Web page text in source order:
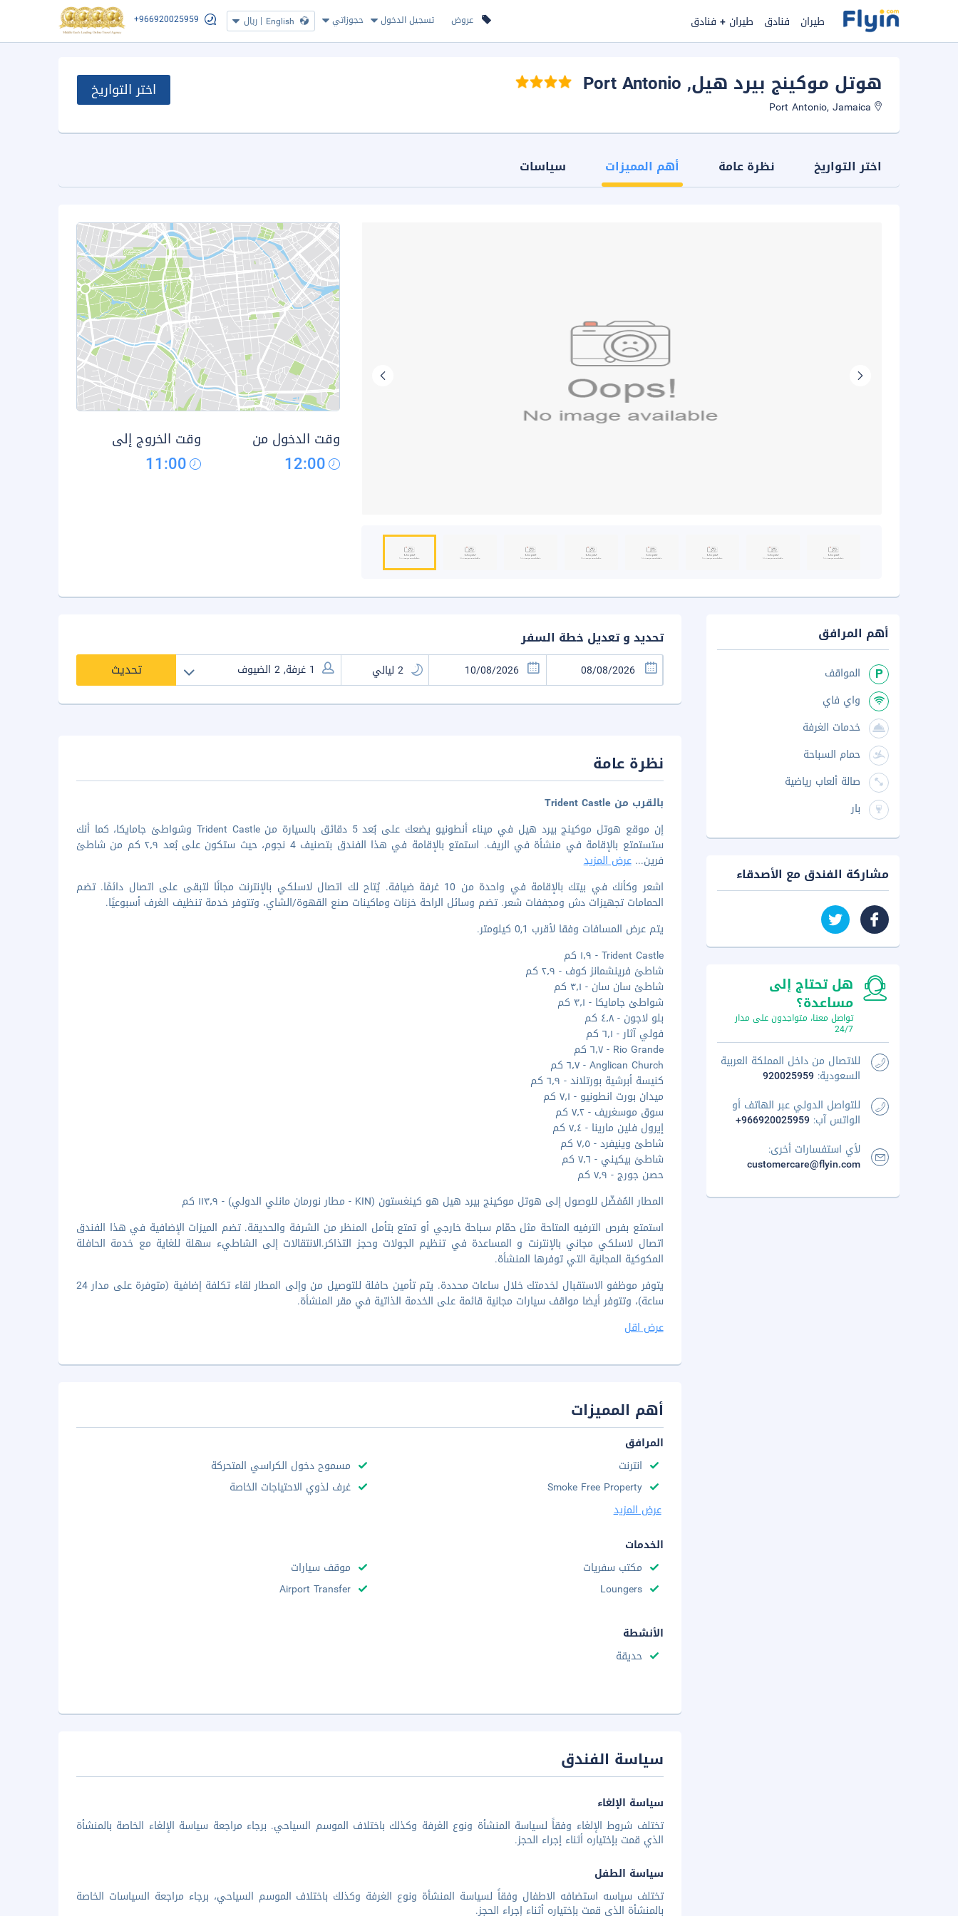
عروض تسجيل الدخول حجوزاتي English
| ريال +966920025959 طيران فنادق طيران + فنادق
هوتل موكينج بيرد هيل, Port Antonio اختر التواريخ
اختر التواريخ نظرة عامة أهم المميزات سياسات
وقت الدخول من
12:00
وقت الخروج إلى
11:00
تحديد و تعديل خطة السفر
تحديث
نظرة عامة
بالقرب من Trident Castle
إن موقع هوتل موكينج بيرد هيل في ميناء أنطونيو يضعك على بُعد 5 دقائق بالسيارة من Trident Castle وشواطئ جامايكا، كما أنك
ستستمتع بالإقامة في منشأة في الريف. استمتع بالإقامة في هذا الفندق بتصنيف 4 نجوم، حيث ستكون على بُعد ٢٫٩ كم من شاطئ
فرين...عرض المزيد
اشعر وكأنك في بيتك بالإقامة في واحدة من 10 غرفة ضيافة. يُتاح لك اتصال لاسلكي بالإنترنت مجانًا لتبقى على اتصال دائمًا. تضم
الحمامات تجهيزات دش ومجففات شعر. تضم وسائل الراحة خزنات وماكينات صنع القهوة/الشاي، وتتوفر خدمة تنظيف الغرف أسبوعيًا.
يتم عرض المسافات وفقا لأقرب 0,1 كيلومتر.
Trident Castle - ١٫٩ كم
شاطئ فرينشمانز كوف - ٢٫٩ كم
شاطئ سان سان - ٣٫١ كم
شواطئ جامايكا - ٣٫١ كم
بلو لاجون - ٤٫٨ كم
فولي آثار - ٦٫١ كم
Rio Grande - ٦٫٧ كم
Anglican Church - ٦٫٧ كم
كنيسة أبرشية بورتلاند - ٦٫٩ كم
ميدان بورت انطونيو - ٧٫١ كم
سوق موسغريف - ٧٫٢ كم
إيرول فلين مارينا - ٧٫٤ كم
شاطئ وينيفرد - ٧٫٥ كم
شاطئ بيكيني - ٧٫٦ كم
حصن جورج - ٧٫٩ كم
المطار المُفضّل للوصول إلى هوتل موكينج بيرد هيل هو كينغستون (KIN - مطار نورمان مانلي الدولي) - ١١٣٫٩ كم
استمتع بفرص الترفيه المتاحة مثل حمّام سباحة خارجي أو تمتع بتأمل المنظر من الشرفة والحديقة. تضم الميزات الإضافية في هذا الفندق
اتصال لاسلكي مجاني بالإنترنت و المساعدة في تنظيم الجولات وحجز التذاكر.الانتقالات إلى الشاطيء سهلة للغاية مع خدمة الحافلة
المكوكية المجانية التي توفرها المنشأة.
يتوفر موظفو الاستقبال لخدمتك خلال ساعات محددة. يتم تأمين حافلة للتوصيل من وإلى المطار لقاء تكلفة إضافية (متوفرة على مدار 24
ساعة)، وتتوفر أيضا مواقف سيارات مجانية قائمة على الخدمة الذاتية في مقر المنشأة.
عرض اقل
أهم المميزات
المرافق
انترنت
مسموح دخول الكراسي المتحركة
Smoke Free Property
غرف لذوي الاحتياجات الخاصة
عرض المزيد
الخدمات
مكتب سفريات
موقف سيارات
Loungers
Airport Transfer
الأنشطة
حديقة
سياسة الفندق
سياسة الإلغاء
تختلف شروط الإلغاء وفقاً لسياسة المنشأة ونوع الغرفة وكذلك باختلاف الموسم السياحي. برجاء مراجعة سياسة الإلغاء الخاصة بالمنشأة
الذي قمت بإختياره أثناء إجراء الحجز.
سياسة الطفل
تختلف سياسه استضافه الاطفال وفقاً لسياسة المنشأة ونوع الغرفة وكذلك باختلاف الموسم السياحي، برجاء مراجعة السياسات الخاصة
بالمنشأة الذي قمت بإختياره أثناء إجراء الحجز.
أهم المرافق
المواقف
واي فاي
خدمات الغرفة
حمام السباحة
صالة ألعاب رياضية
بار
مشاركة الفندق مع الأصدقاء
هل تحتاج إلى
مساعدة؟
تواصل معنا، متواجدون على مدار
24/7
للاتصال من داخل المملكة العربية
السعودية: 920025959
للتواصل الدولي عبر الهاتف أو
الواتس آب: +966920025959
لأي استفسارات أخرى:
customercare@flyin.com